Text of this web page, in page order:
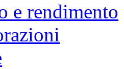
e rendimento